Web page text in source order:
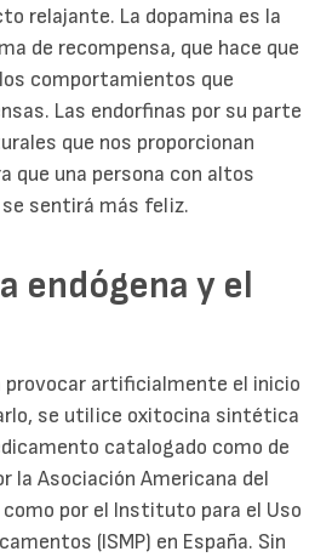
relajante. La dopamina es la
de recompensa, que hace que
comportamientos que
Las endorfinas por su parte
que nos proporcionan
que una persona con altos
sentirá más feliz.
endógena y el
provocar artificialmente el inicio
se utilice oxitocina sintética
catalogado como de
la Asociación Americana del
como por el Instituto para el Uso
(ISMP) en España. Sin